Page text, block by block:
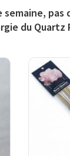
du Quartz